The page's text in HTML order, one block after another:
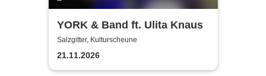
YORK & Band ft. Ulita Knaus
Salzgitter, Kulturscheune
21.11.2026